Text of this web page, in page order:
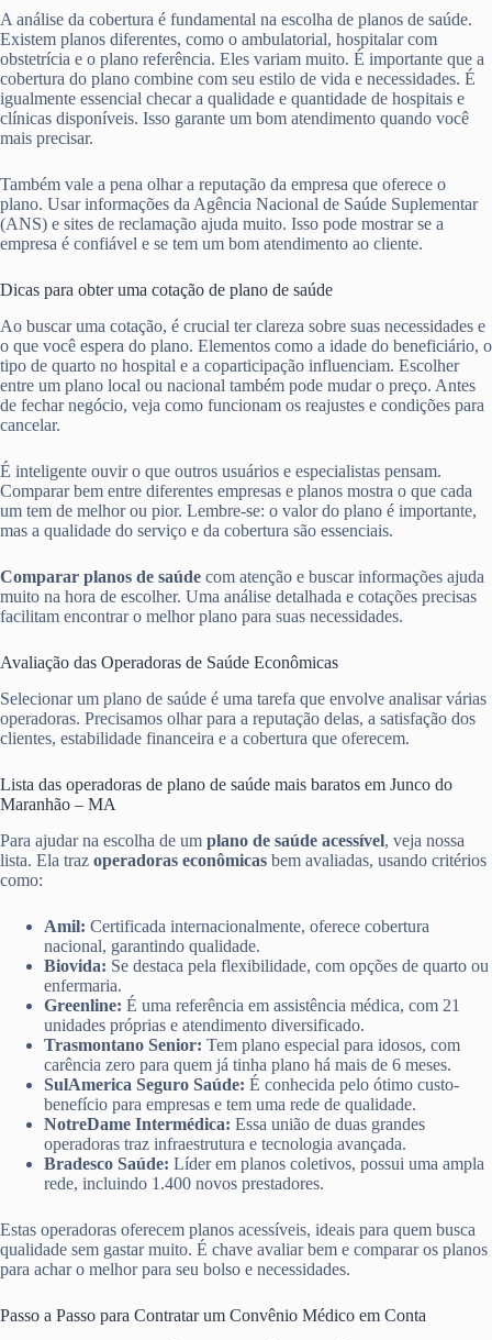
A análise da cobertura é fundamental na escolha de planos de saúde.
Existem planos diferentes, como o ambulatorial, hospitalar com
obstetrícia e o plano referência. Eles variam muito. É importante que a
cobertura do plano combine com seu estilo de vida e necessidades. É
igualmente essencial checar a qualidade e quantidade de hospitais e
clínicas disponíveis. Isso garante um bom atendimento quando você
mais precisar.
Também vale a pena olhar a reputação da empresa que oferece o
plano. Usar informações da Agência Nacional de Saúde Suplementar
(ANS) e sites de reclamação ajuda muito. Isso pode mostrar se a
empresa é confiável e se tem um bom atendimento ao cliente.
Dicas para obter uma cotação de plano de saúde
Ao buscar uma cotação, é crucial ter clareza sobre suas necessidades e
o que você espera do plano. Elementos como a idade do beneficiário, o
tipo de quarto no hospital e a coparticipação influenciam. Escolher
entre um plano local ou nacional também pode mudar o preço. Antes
de fechar negócio, veja como funcionam os reajustes e condições para
cancelar.
É inteligente ouvir o que outros usuários e especialistas pensam.
Comparar bem entre diferentes empresas e planos mostra o que cada
um tem de melhor ou pior. Lembre-se: o valor do plano é importante,
mas a qualidade do serviço e da cobertura são essenciais.
Comparar planos de saúde com atenção e buscar informações ajuda
muito na hora de escolher. Uma análise detalhada e cotações precisas
facilitam encontrar o melhor plano para suas necessidades.
Avaliação das Operadoras de Saúde Econômicas
Selecionar um plano de saúde é uma tarefa que envolve analisar várias
operadoras. Precisamos olhar para a reputação delas, a satisfação dos
clientes, estabilidade financeira e a cobertura que oferecem.
Lista das operadoras de plano de saúde mais baratos em Junco do
Maranhão – MA
Para ajudar na escolha de um plano de saúde acessível, veja nossa
lista. Ela traz operadoras econômicas bem avaliadas, usando critérios
como:
Amil: Certificada internacionalmente, oferece cobertura
nacional, garantindo qualidade.
Biovida: Se destaca pela flexibilidade, com opções de quarto ou
enfermaria.
Greenline: É uma referência em assistência médica, com 21
unidades próprias e atendimento diversificado.
Trasmontano Senior: Tem plano especial para idosos, com
carência zero para quem já tinha plano há mais de 6 meses.
SulAmerica Seguro Saúde: É conhecida pelo ótimo custo-
benefício para empresas e tem uma rede de qualidade.
NotreDame Intermédica: Essa união de duas grandes
operadoras traz infraestrutura e tecnologia avançada.
Bradesco Saúde: Líder em planos coletivos, possui uma ampla
rede, incluindo 1.400 novos prestadores.
Estas operadoras oferecem planos acessíveis, ideais para quem busca
qualidade sem gastar muito. É chave avaliar bem e comparar os planos
para achar o melhor para seu bolso e necessidades.
Passo a Passo para Contratar um Convênio Médico em Conta